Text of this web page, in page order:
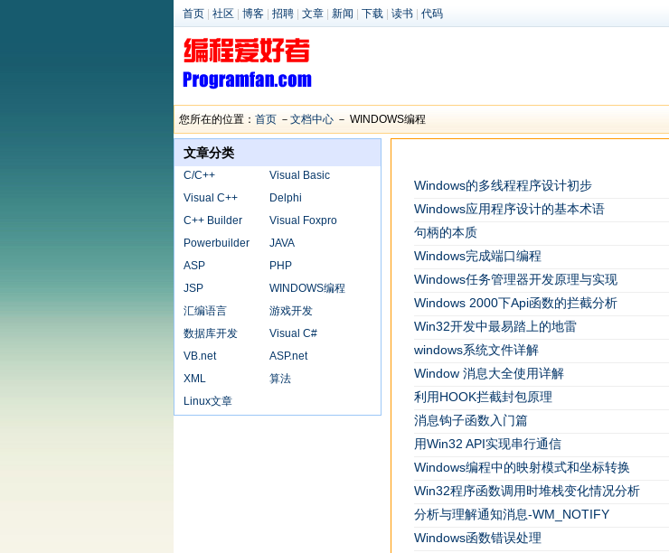
首页 社区 博客 招聘 文章 新闻 下载 读书 代码
您所在的位置： 首页 － 文档中心 － WINDOWS编程
文章分类
C/C++
Visual Basic
Visual C++
Delphi
C++ Builder
Visual Foxpro
Powerbuilder
JAVA
ASP
PHP
JSP
WINDOWS编程
汇编语言
游戏开发
数据库开发
Visual C#
VB.net
ASP.net
XML
算法
Linux文章
Windows的多线程程序设计初步
Windows应用程序设计的基本术语
句柄的本质
Windows完成端口编程
Windows任务管理器开发原理与实现
Windows 2000下Api函数的拦截分析
Win32开发中最易踏上的地雷
windows系统文件详解
Window 消息大全使用详解
利用HOOK拦截封包原理
消息钩子函数入门篇
用Win32 API实现串行通信
Windows编程中的映射模式和坐标转换
Win32程序函数调用时堆栈变化情况分析
分析与理解通知消息-WM_NOTIFY
Windows函数错误处理